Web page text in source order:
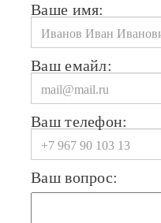
Ваше имя:
Ваш емайл:
Ваш телефон:
Ваш вопрос: